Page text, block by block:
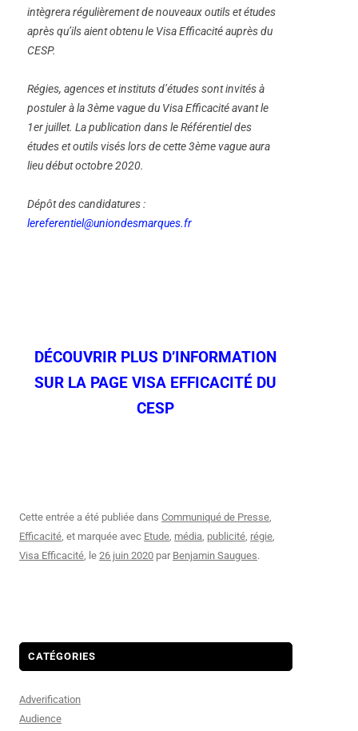
intègrera régulièrement de nouveaux outils et études
après qu’ils aient obtenu le Visa Efficacité auprès du
CESP.
Régies, agences et instituts d’études sont invités à
postuler à la 3ème vague du Visa Efficacité avant le
1er juillet. La publication dans le Référentiel des
études et outils visés lors de cette 3ème vague aura
lieu début octobre 2020.
Dépôt des candidatures :
lereferentiel@uniondesmarques.fr
DÉCOUVRIR PLUS D’INFORMATION
SUR LA PAGE VISA EFFICACITÉ DU
CESP
Cette entrée a été publiée dans Communiqué de Presse,
Efficacité, et marquée avec Etude, média, publicité, régie,
Visa Efficacité, le 26 juin 2020 par Benjamin Saugues.
CATÉGORIES
Adverification
Audience